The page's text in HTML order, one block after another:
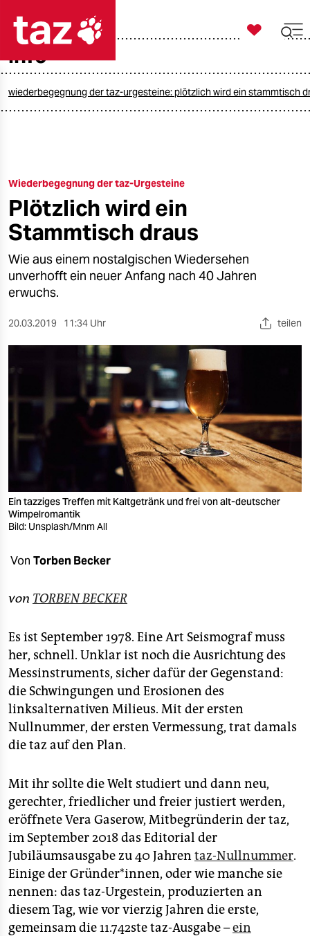
taz zahl ich
öko
gesellschaft
kultur
sport
nord
wahrheit
verlag
verlag
veranstaltungen
fragen & hilfe
abo
genossenschaft

taz zahl ich
info
wiederbegegnung der taz-urgesteine: plötzlich wird ein stammtisch
Wiederbegegnung der taz-Urgesteine
Plötzlich wird ein
Stammtisch draus
Wie aus einem nostalgischen Wiedersehen
unverhofft ein neuer Anfang nach 40 Jahren
erwuchs.
20.03.2019 11:34 Uhr teilen
Ein tazziges Treffen mit Kaltgetränk und frei von alt-deutscher
Wimpel­romantik
Bild: Unsplash/Mnm All
Von Torben Becker
von TORBEN BECKER
Es ist September 1978. Eine Art Seismograf muss
her, schnell. Unklar ist noch die Ausrichtung des
Messinstruments, sicher dafür der Gegenstand:
die Schwingungen und Erosionen des
linksalternativen Milieus. Mit der ersten
Nullnummer, der ersten Vermessung, trat damals
die taz auf den Plan.
Mit ihr sollte die Welt studiert und dann neu,
gerechter, friedlicher und freier justiert werden,
eröffnete Vera Gaserow, Mitbegründerin der taz,
im September 2018 das Editorial der
Jubiläumsausgabe zu 40 Jahren taz-Nullnummer.
Einige der Gründer*innen, oder wie manche sie
nennen: das taz-Urgestein, produzierten an
diesem Tag, wie vor vierzig Jahren die erste,
gemeinsam die 11.742ste taz-Ausgabe –ein